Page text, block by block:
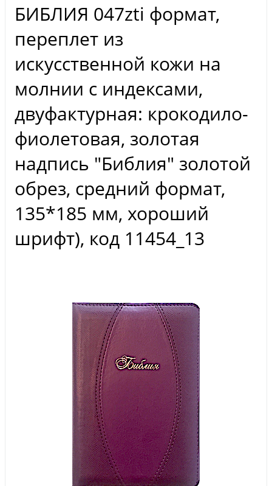
БИБЛИЯ 047zti формат,
переплет из
искусственной кожи на
молнии с индексами,
двуфактурная: крокодило-
фиолетовая, золотая
надпись "Библия" золотой
обрез, средний формат,
135*185 мм, хороший
шрифт), код 11454_13